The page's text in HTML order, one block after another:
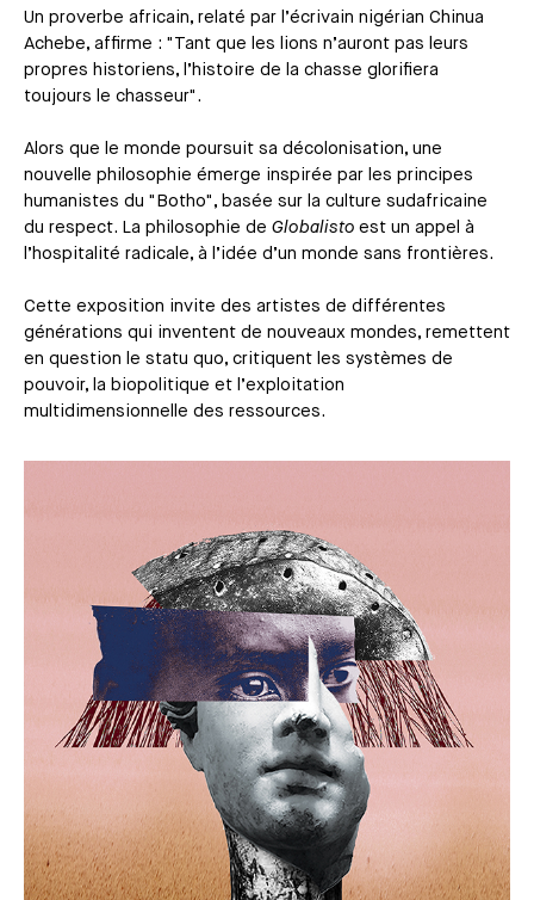
Un proverbe africain, relaté par l’écrivain nigérian Chinua
Achebe, affirme : "Tant que les lions n’auront pas leurs
propres historiens, l’histoire de la chasse glorifiera
toujours le chasseur".
Alors que le monde poursuit sa décolonisation, une
nouvelle philosophie émerge inspirée par les principes
humanistes du "Botho", basée sur la culture sudafricaine
du respect. La philosophie de Globalisto est un appel à
l’hospitalité radicale, à l’idée d’un monde sans frontières.
Cette exposition invite des artistes de différentes
générations qui inventent de nouveaux mondes, remettent
en question le statu quo, critiquent les systèmes de
pouvoir, la biopolitique et l’exploitation
multidimensionnelle des ressources.